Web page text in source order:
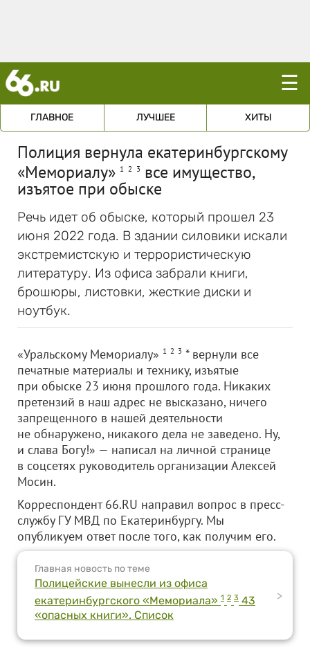
☰
ГЛАВНОЕ ЛУЧШЕЕ ХИТЫ
Полиция вернула екатеринбургскому
«Мемориалу» 1 2 3 все имущество,
изъятое при обыске
Речь идет об обыске, который прошел 23
июня 2022 года. В здании силовики искали
экстремистскую и террористическую
литературу. Из офиса забрали книги,
брошюры, листовки, жесткие диски и
ноутбук.
«Уральскому Мемориалу» 1 2 3 * вернули все
печатные материалы и технику, изъятые
при обыске 23 июня прошлого года. Никаких
претензий в наш адрес не высказано, ничего
запрещенного в нашей деятельности
не обнаружено, никакого дела не заведено. Ну,
и слава Богу!» — написал на личной странице
в соцсетях руководитель организации Алексей
Мосин.
Корреспондент 66.RU направил вопрос в пресс-
службу ГУ МВД по Екатеринбургу. Мы
опубликуем ответ после того, как получим его.
Главная новость по теме
Полицейские вынесли из офиса
екатеринбургского «Мемориала» 1 2 3 43
«опасных книги». Список
>